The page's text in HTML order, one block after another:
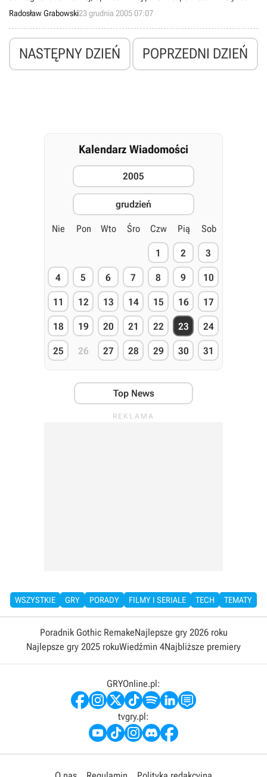
i nazwanej The Movies. Rodzima firma Licomp Empik Multimedia
całkowicie lokalizuje językowo pecetową wersję niniejszego
produktu i chce rozpocząć sprzedaż w następnym miesiącu.
Tymczasem developerzy przygotowują specjalny prezent dla
obecnych i przyszłych posiadaczy gry.
Radosław Grabowski23 grudnia 2005 07:07
NASTĘPNY DZIEŃ POPRZEDNI DZIEŃ
Kalendarz Wiadomości
2005
grudzień
Nie Pon Wto Śro Czw Pią Sob
1 2 3
4 5 6 7 8 9 10
11 12 13 14 15 16 17
18 19 20 21 22 23 24
25 26 27 28 29 30 31
Top News
WSZYSTKIE GRY PORADY FILMY I SERIALE TECH TEMATY
Poradnik Gothic RemakeNajlepsze gry 2026 roku
Najlepsze gry 2025 rokuWiedźmin 4Najbliższe premiery
GRYOnline.pl:
tvgry.pl: